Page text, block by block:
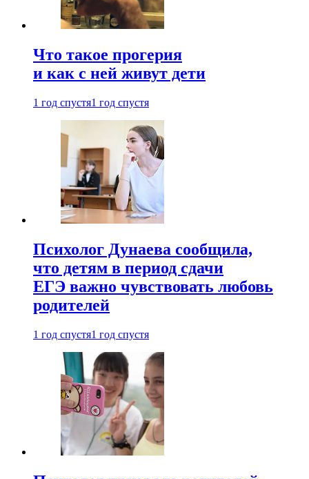
Что такое прогерия
и как с ней живут дети
1 год спустя1 год спустя
Психолог Дунаева сообщила,
что детям в период сдачи
ЕГЭ важно чувствовать любовь
родителей
1 год спустя1 год спустя